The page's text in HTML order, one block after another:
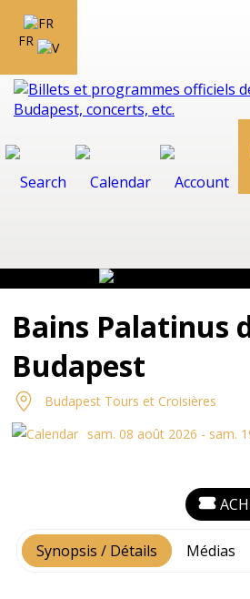
FR
Bains Palatinus
Budapest
Budapest Tours et Croisières
sam. 08 août 2026 - sam.
Synopsis / Détails Médias